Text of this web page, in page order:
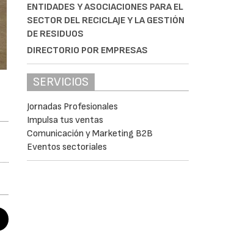
ENTIDADES Y ASOCIACIONES PARA EL
SECTOR DEL RECICLAJE Y LA GESTIÓN
DE RESIDUOS
DIRECTORIO POR EMPRESAS
SERVICIOS
Jornadas Profesionales
Impulsa tus ventas
Comunicación y Marketing B2B
Eventos sectoriales